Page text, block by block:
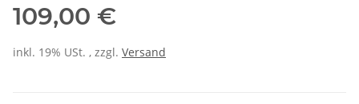
109,00 €
inkl. 19% USt. , zzgl. Versand